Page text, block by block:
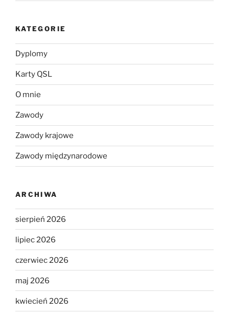
KATEGORIE
Dyplomy
Karty QSL
O mnie
Zawody
Zawody krajowe
Zawody międzynarodowe
ARCHIWA
sierpień 2026
lipiec 2026
czerwiec 2026
maj 2026
kwiecień 2026